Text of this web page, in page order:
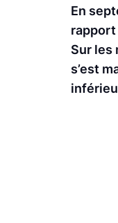
En
rapport
Sur les
s’est